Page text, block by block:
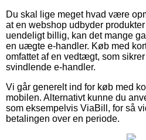
Du skal lige meget hvad være
at en webshop udbyder
uendeligt billig, kan det mange
en uægte e-handler. Køb med
omfattet af en vedtægt, som
svindlende e-handler.
Vi går generelt ind for køb med
mobilen. Alternativt kunne du
som eksempelvis ViaBill, for så
betalingen over en periode.